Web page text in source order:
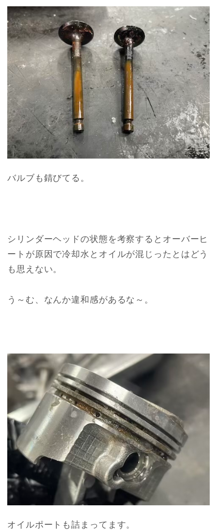
バルブも錆びてる。
シリンダーヘッドの状態を考察するとオーバーヒ
ートが原因で冷却水とオイルが混じったとはどう
も思えない。
う～む、なんか違和感があるな～。
オイルポートも詰まってます。